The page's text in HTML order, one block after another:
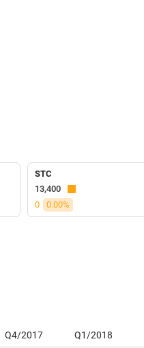
STC
13,400
0
0.00%
Q4/2017 Q1/2018